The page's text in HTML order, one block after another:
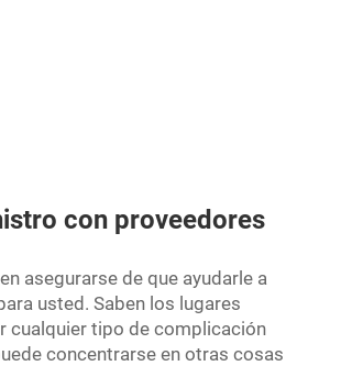
con proveedores
asegurarse de que ayudarle a
usted. Saben los lugares
cualquier tipo de complicación
concentrarse en otras cosas